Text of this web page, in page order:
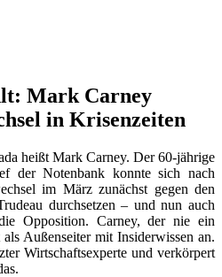
Mark Carney
in Krisenzeiten
heißt Mark Carney. Der 60-jährige
der Notenbank konnte sich nach
im März zunächst gegen den
durchsetzen – und nun auch
Opposition. Carney, der nie ein
Außenseiter mit Insiderwissen an.
Wirtschaftsexperte und verkörpert